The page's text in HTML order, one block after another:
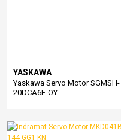
YASKAWA
Yaskawa Servo Motor SGMSH-
20DCA6F-OY